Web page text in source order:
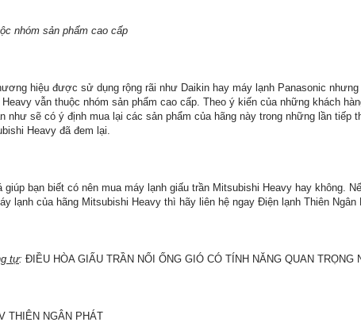
nhóm sản phẩm cao cấp
hiệu được sử dụng rộng rãi như Daikin hay máy lạnh Panasonic
vẫn thuộc nhóm sản phẩm cao cấp. Theo ý kiến của những khách
như sẽ có ý định mua lại các sản phẩm của hãng này trong những lần tiếp
Heavy đã đem lại.
giúp bạn biết có nên mua máy lạnh giấu trần Mitsubishi Heavy hay không.
lạnh của hãng Mitsubishi Heavy thì hãy liên hệ ngay Điện lạnh Thiên Ngân
tự: ĐIỀU HÒA GIẤU TRẦN NỐI ỐNG GIÓ CÓ TÍNH NĂNG QUAN TRỌNG
THIÊN NGÂN PHÁT